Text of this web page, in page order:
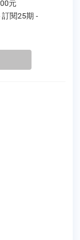
元
訂閱25期 -